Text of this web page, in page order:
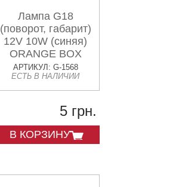
Лампа G18
(поворот, габарит)
12V 10W (синяя)
ORANGE BOX
АРТИКУЛ: G-1568
ЕСТЬ В НАЛИЧИИ
5 грн.
В КОРЗИНУ